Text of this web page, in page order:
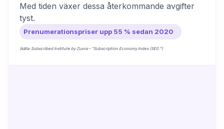
Med tiden växer dessa återkommande avgifter
tyst.
Prenumerationspriser upp 55 % sedan 2020
(källa: Subscribed Institute by Zuora – “Subscription Economy Index (SEI).”)